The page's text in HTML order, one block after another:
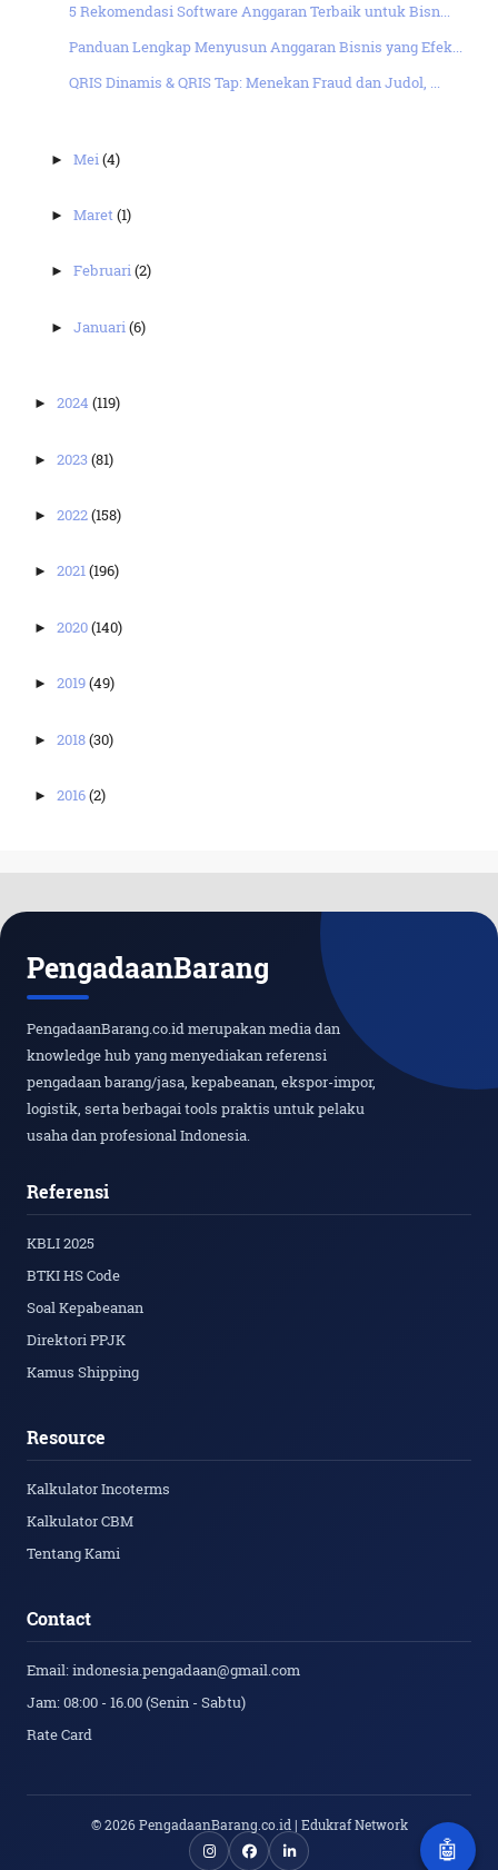
🤖
5 Rekomendasi Software Anggaran Terbaik untuk Bisn...
Panduan Lengkap Menyusun Anggaran Bisnis yang Efek...
QRIS Dinamis & QRIS Tap: Menekan Fraud dan Judol, ...
►Mei(4)
►Maret(1)
►Februari(2)
►Januari(6)
► 2024 (119)
► 2023(81)
► 2022(158)
► 2021(196)
► 2020(140)
► 2019(49)
► 2018(30)
► 2016(2)
PengadaanBarang
PengadaanBarang.co.id merupakan media dan
knowledge hub yang menyediakan referensi
pengadaan barang/jasa, kepabeanan, ekspor-impor,
logistik, serta berbagai tools praktis untuk pelaku
usaha dan profesional Indonesia.
Referensi
KBLI 2025
BTKI HS Code
Soal Kepabeanan
Direktori PPJK
Kamus Shipping
Resource
Kalkulator Incoterms
Kalkulator CBM
Tentang Kami
Contact
Email: indonesia.pengadaan@gmail.com
Jam: 08:00 - 16.00 (Senin - Sabtu)
Rate Card
© 2026 PengadaanBarang.co.id | Edukraf Network